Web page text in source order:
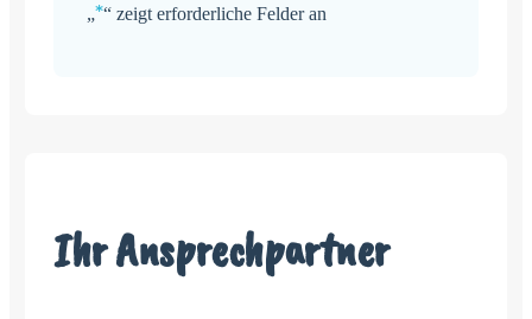
„*“ zeigt erforderliche Felder an
Ihr Ansprechpartner